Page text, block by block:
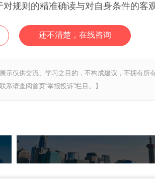
规则的精准确读与对自身条件的客
还不清楚，在线咨询
示仅供交流、学习之目的，不构成建议，不拥有所
请查阅首页“举报投诉”栏目。】